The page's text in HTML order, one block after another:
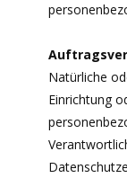
Natürliche
Einrichtung